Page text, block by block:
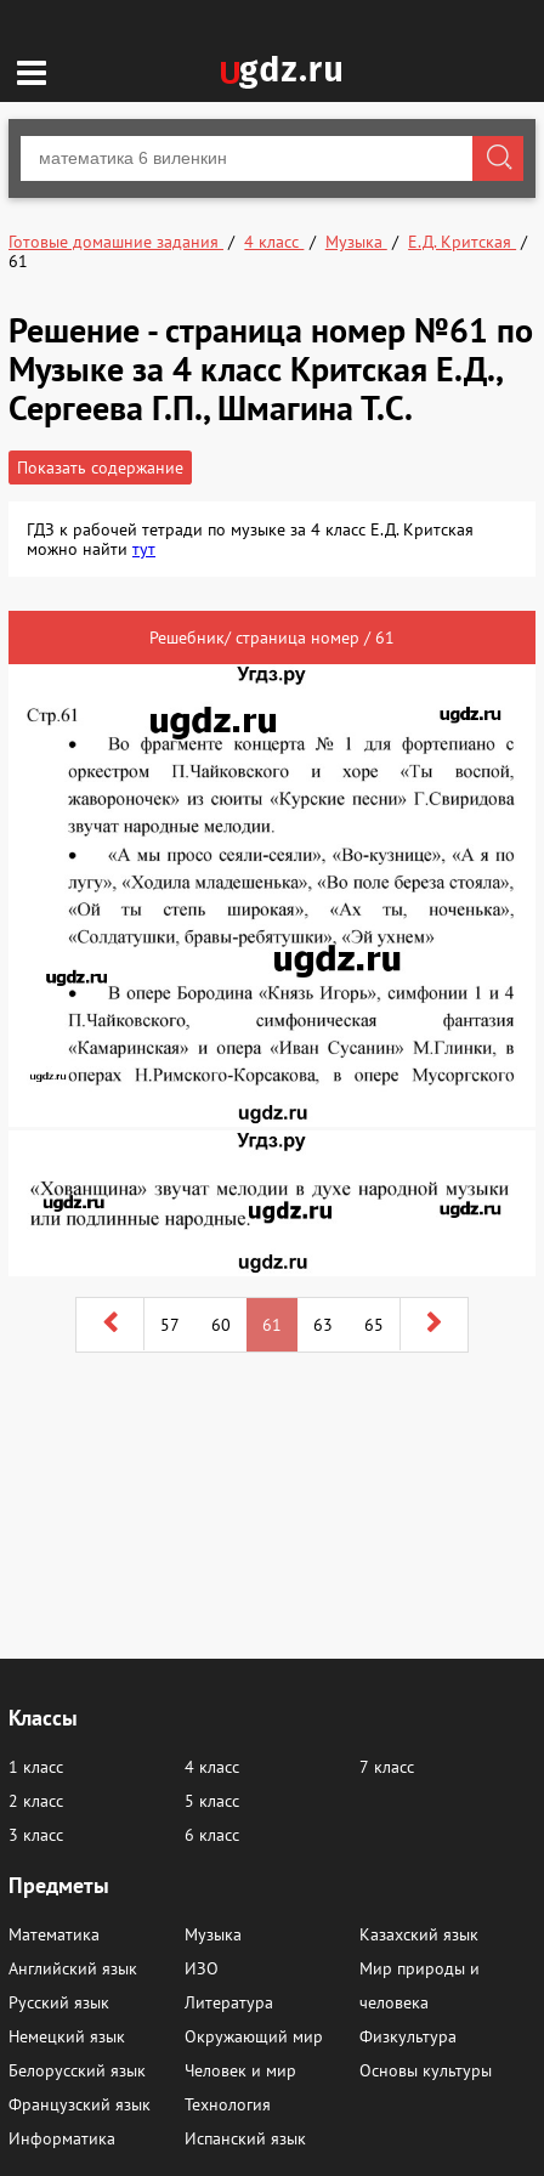
Готовые домашние задания 4 класс Музыка
Е.Д. Критская
61
Решение - страница номер №61 по
Музыке за 4 класс Критская Е.Д.,
Сергеева Г.П., Шмагина Т.С.
Показать содержание
ГДЗ к рабочей тетради по музыке за 4 класс Е.Д. Критская
можно найти тут
Решебник/ страница номер / 61
57 60 61 63 65
Классы
1 класс
2 класс
3 класс
4 класс
5 класс
6 класс
7 класс
Предметы
Математика
Английский язык
Русский язык
Немецкий язык
Белорусский язык
Французский язык
Информатика
Музыка
ИЗО
Литература
Окружающий мир
Человек и мир
Технология
Испанский язык
Казахский язык
Мир природы и
человека
Физкультура
Основы культуры